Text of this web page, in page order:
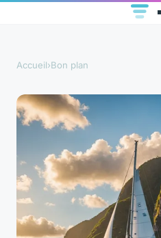
Accueil›Bon plan